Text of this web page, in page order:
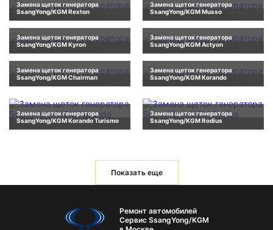
Замена щеток генератора
SsangYong/KGM Rexton
Замена щеток генератора
SsangYong/KGM Musso
Замена щеток генератора
SsangYong/KGM Kyron
Замена щеток генератора
SsangYong/KGM Actyon
Замена щеток генератора
SsangYong/KGM Chairman
Замена щеток генератора
SsangYong/KGM Korando
Замена щеток генератора
SsangYong/KGM Korando Turismo
Замена щеток генератора
SsangYong/KGM Rodius
Показать еще
Ремонт автомобилей
Сервис SsangYong/KGM